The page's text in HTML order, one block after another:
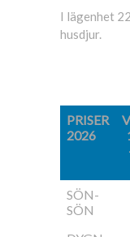
I lägenhet
husdjur.
PRISER
2026
SÖN-
SÖN